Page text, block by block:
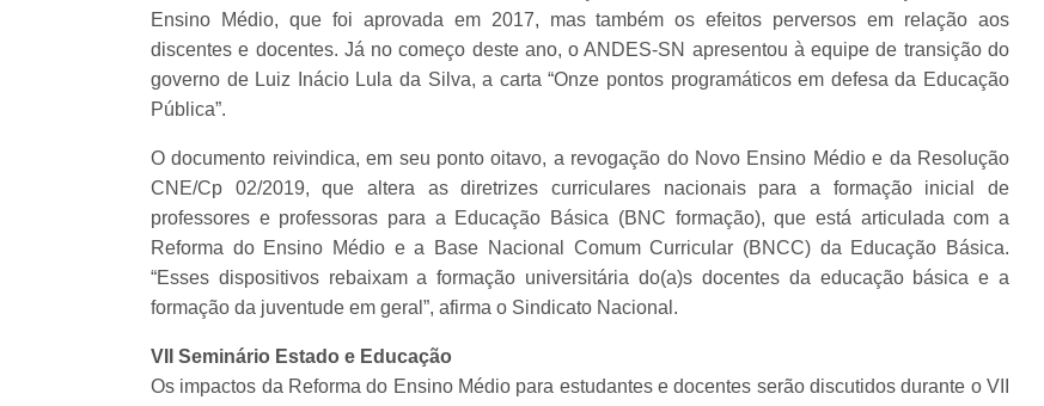
Ensino Médio, que foi aprovada em 2017, mas também os efeitos perversos em relação aos
discentes e docentes. Já no começo deste ano, o ANDES-SN apresentou à equipe de transição do
governo de Luiz Inácio Lula da Silva, a carta “Onze pontos programáticos em defesa da Educação
Pública”.
O documento reivindica, em seu ponto oitavo, a revogação do Novo Ensino Médio e da Resolução
CNE/Cp 02/2019, que altera as diretrizes curriculares nacionais para a formação inicial de
professores e professoras para a Educação Básica (BNC formação), que está articulada com a
Reforma do Ensino Médio e a
Base Nacional Comum Curricular (BNCC) da Educação Básica.
“Esses dispositivos rebaixam a formação universitária do(a)s docentes da educação básica e a
formação da juventude em geral”, afirma o Sindicato Nacional.
VII Seminário Estado e Educação
Os impactos da Reforma do Ensino Médio para estudantes e docentes serão discutidos durante o VII